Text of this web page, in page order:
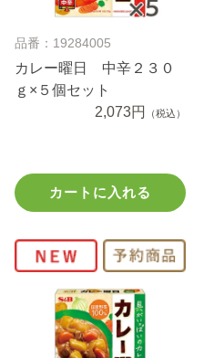
品番：19284005
カレー曜日 中辛２３０
ｇ×５個セット
2,073円
（税込）
カートに入れる